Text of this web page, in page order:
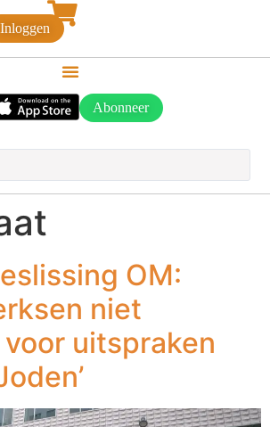
Inloggen
Abonneer
OM:
niet
uitspraken